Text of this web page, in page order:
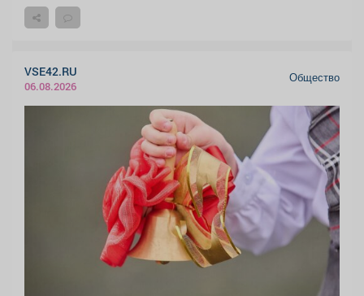
VSE42.RU
06.08.2026
Общество